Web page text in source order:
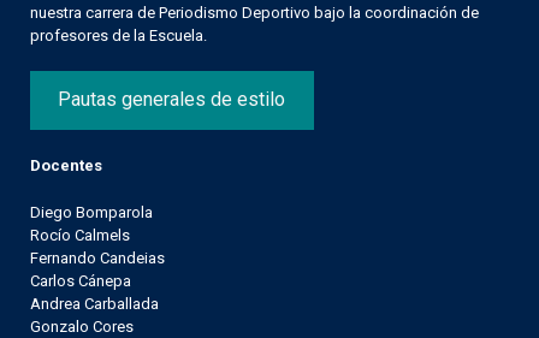
nuestra carrera de Periodismo Deportivo bajo la coordinación de
profesores de la Escuela.
Pautas generales de estilo
Docentes
Diego Bomparola
Rocío Calmels
Fernando Candeias
Carlos Cánepa
Andrea Carballada
Gonzalo Cores